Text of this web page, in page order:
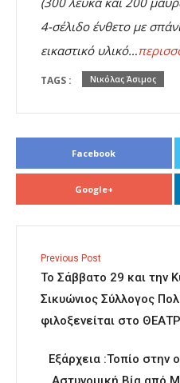
4-σέλιδο ένθετο με
εικαστικό υλικό…
TAGS : Νικόλας Άσιμος
Facebook
Google+
Previous Post
Το Σάββατο 29 και την
Σικυώνιος Σύλλογος
φιλοξενείται στο
Εξάρχεια :Τοπίο στην